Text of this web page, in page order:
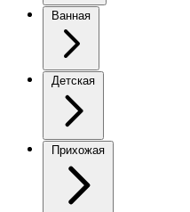
Ванная
Детская
Прихожая